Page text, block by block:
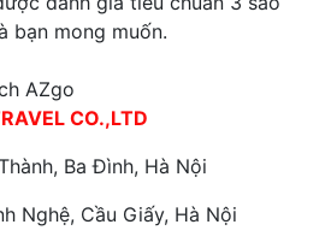
bạn mong muốn.
AZgo
CO.,LTD
Ba Đình, Hà Nội
Nghệ, Cầu Giấy, Hà Nội